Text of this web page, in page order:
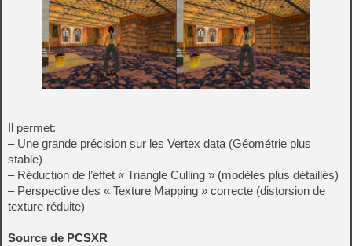
Il permet:
– Une grande précision sur les Vertex data (Géométrie plus
stable)
– Réduction de l’effet « Triangle Culling » (modèles plus détaillés)
– Perspective des « Texture Mapping » correcte (distorsion de
texture réduite)
Source de PCSXR